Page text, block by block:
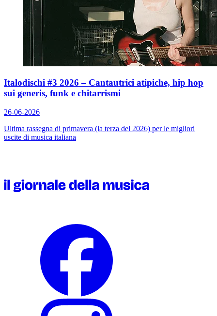
Italodischi #3 2026 – Cantautrici atipiche, hip hop
sui generis, funk e chitarrismi
26-06-2026
Ultima rassegna di primavera (la terza del 2026) per le migliori
uscite di musica italiana